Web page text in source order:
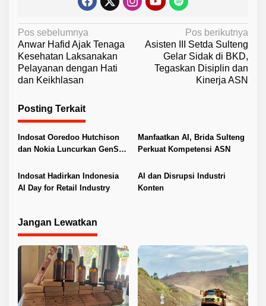
N
a
v
i
g
a
s
i
p
o
Pos sebelumnya
Anwar Hafid Ajak Tenaga
Kesehatan Laksanakan
Pelayanan dengan Hati
dan Keikhlasan
Pos berikutnya
Asisten III Setda Sulteng
Gelar Sidak di BKD,
Tegaskan Disiplin dan
Kinerja ASN
Posting Terkait
Indosat Ooredoo Hutchison
dan Nokia Luncurkan GenSi
Indonesia melalui Literasi AI
Manfaatkan AI, Brida Sulteng
Perkuat Kompetensi ASN
Indosat Hadirkan Indonesia
AI Day for Retail Industry
AI dan Disrupsi Industri
Konten
Jangan Lewatkan